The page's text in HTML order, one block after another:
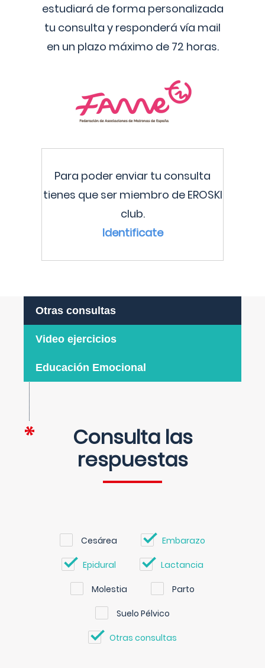
estudiará de forma personalizada
tu consulta y responderá vía mail
en un plazo máximo de 72 horas.
Para poder enviar tu consulta
tienes que ser miembro de EROSKI
club.
Identificate
Otras consultas
Video ejercicios
Educación Emocional
Consulta las
respuestas
Cesárea Embarazo
Epidural Lactancia
Molestia Parto
Suelo Pélvico
Otras consultas